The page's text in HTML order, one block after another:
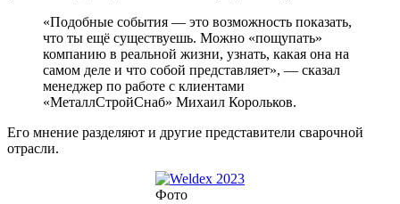
«Подобные события — это возможность показать,
что ты ещё существуешь. Можно «пощупать»
компанию в реальной жизни, узнать, какая она на
самом деле и что собой представляет», — сказал
менеджер по работе с клиентами
«МеталлСтройСнаб» Михаил Корольков.
Его мнение разделяют и другие представители сварочной
отрасли.
Фото